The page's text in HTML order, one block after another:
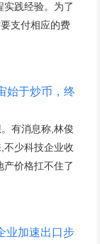
实践经验。为了
支付相应的费
始于炒币，终
有消息称,林俊
不少科技企业收
产价格扛不住了
业加速出口步